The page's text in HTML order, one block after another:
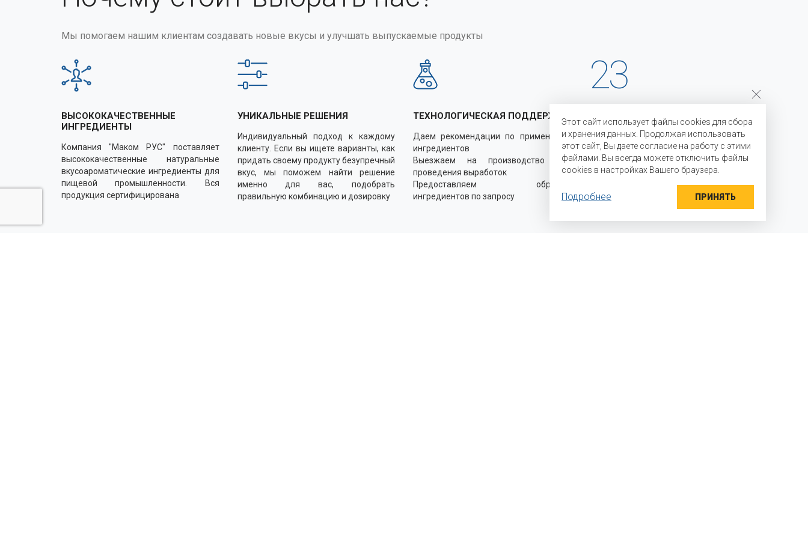
Мы помогаем нашим клиентам создавать новые вкусы и улучшать выпускаемые продукты
ВЫСОКОКАЧЕСТВЕННЫЕ
ИНГРЕДИЕНТЫ
Компания "Маком РУС" поставляет
высококачественные натуральные
вкусоароматические ингредиенты для
пищевой промышленности. Вся
продукция сертифицирована
УНИКАЛЬНЫЕ РЕШЕНИЯ
Индивидуальный подход к каждому
клиенту. Если вы ищете варианты, как
придать своему продукту безупречный
вкус, мы поможем найти решение
именно для вас, подобрать
правильную комбинацию и дозировку
ТЕХНОЛОГИЧЕСКАЯ ПОДДЕРЖКА
Даем рекомендации по применению
ингредиентов
Выезжаем на производство для
проведения выработок
Предоставляем образцы
ингредиентов по запросу
23
ГОДА НА РЫНКЕ
С 2003 года мы являемся
официальными представителями
производителей на территории
Российской Федерации и стран
Таможенного союза и осуществляем
прямые поставки ингредиентов
Этот сайт использует файлы cookies для сбора
и хранения данных. Продолжая использовать
этот сайт, Вы даете согласие на работу с этими
файлами. Вы всегда можете отключить файлы
cookies в настройках Вашего браузера.
Подробнее ПРИНЯТЬ